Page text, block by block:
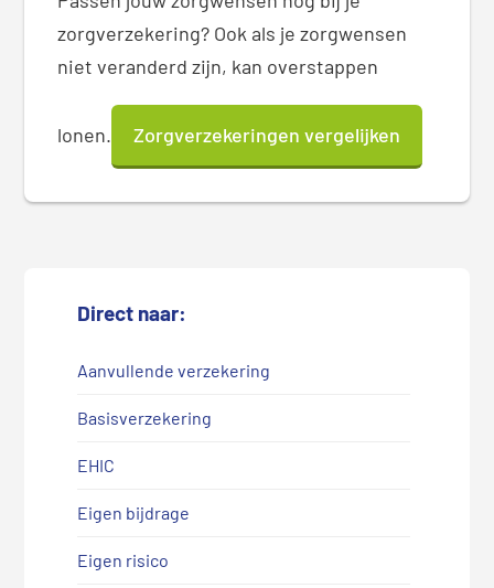
zorgverzekering? Ook als je zorgwensen
niet veranderd zijn, kan overstappen
lonen. Zorgverzekeringen vergelijken
Direct naar:
Aanvullende verzekering
Basisverzekering
EHIC
Eigen bijdrage
Eigen risico